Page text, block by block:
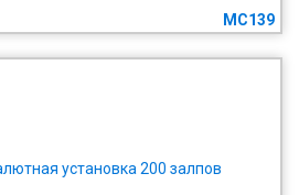
MC139